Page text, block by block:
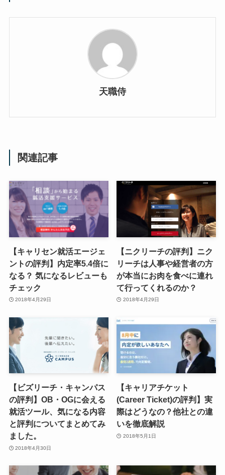
天職侍
関連記事
【キャリセン就活エージェ
ントの評判】内定率5.4倍に
なる？ 気になるレビューも
チェック
2018年4月29日
【ニクリーチの評判】ニク
リーチは人事や経営者の方
が本当にお肉を食べに連れ
て行ってくれるのか？
2018年4月29日
【ビズリーチ・キャンパス
の評判】OB・OGに会える
就活ツール、気になる内容
と評判についてまとめてみ
ました。
2018年4月30日
【キャリアチケット
(Career Ticket)の評判】実
際はどうなの？他社との違
いを徹底解説
2018年5月1日